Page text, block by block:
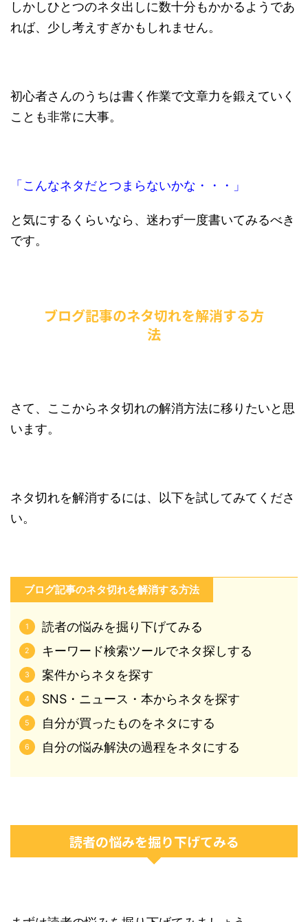
しかしひとつのネタ出しに数十分もかかるようであ
れば、少し考えすぎかもしれません。
初心者さんのうちは書く作業で文章力を鍛えていく
ことも非常に大事。
「こんなネタだとつまらないかな・・・」
と気にするくらいなら、迷わず一度書いてみるべき
です。
ブログ記事のネタ切れを解消する方
法
さて、ここからネタ切れの解消方法に移りたいと思
います。
ネタ切れを解消するには、以下を試してみてくださ
い。
ブログ記事のネタ切れを解消する方法
読者の悩みを掘り下げてみる
キーワード検索ツールでネタ探しする
案件からネタを探す
SNS・ニュース・本からネタを探す
自分が買ったものをネタにする
自分の悩み解決の過程をネタにする
読者の悩みを掘り下げてみる